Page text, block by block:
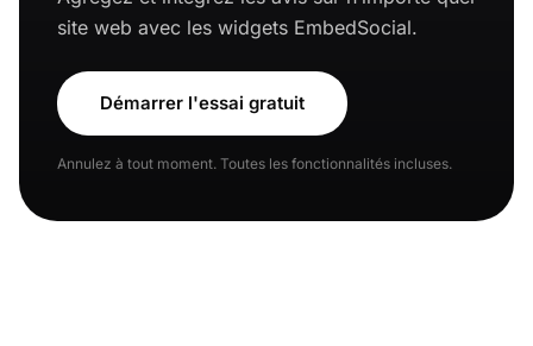
site web avec les widgets EmbedSocial.
Démarrer l'essai gratuit
Annulez à tout moment. Toutes les fonctionnalités incluses.